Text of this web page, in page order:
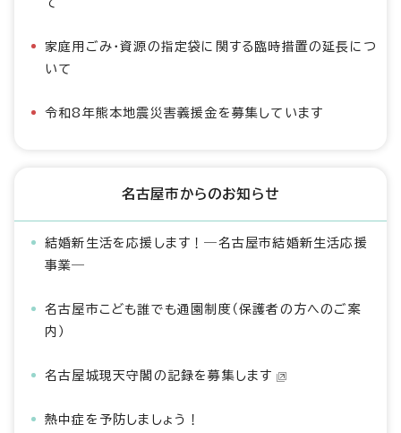
て
家庭用ごみ・資源の指定袋に関する臨時措置の延長につ
いて
令和8年熊本地震災害義援金を募集しています
名古屋市からのお知らせ
結婚新生活を応援します！―名古屋市結婚新生活応援
事業―
名古屋市こども誰でも通園制度（保護者の方へのご案
内）
名古屋城現天守閣の記録を募集します
熱中症を予防しましょう！